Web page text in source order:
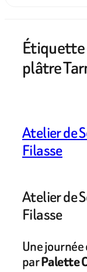
Étiquette
plâtre
Atelier de
Filasse
Atelier de
Filasse
Une
parPalette